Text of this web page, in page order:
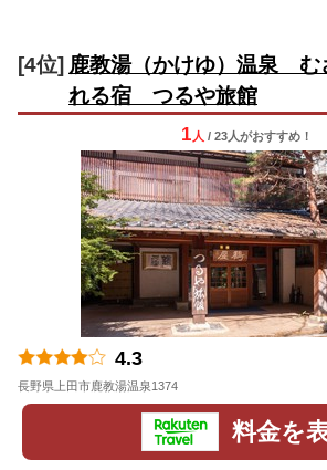
[4位] 鹿教湯（かけゆ）温泉 む
れる宿 つるや旅館
1 人 / 23人がおすすめ！
4.3
長野県上田市鹿教湯温泉1374
料金を